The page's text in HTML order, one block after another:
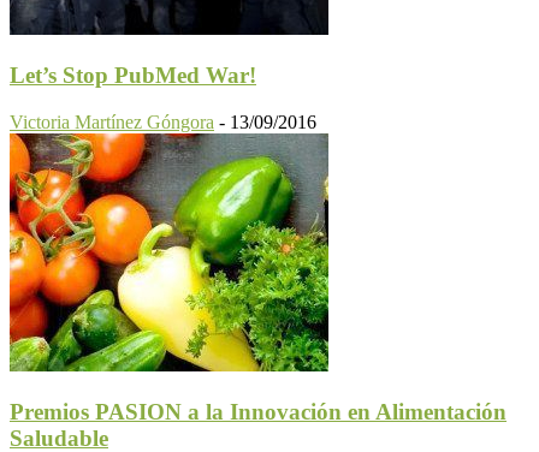
Let’s Stop PubMed War!
Victoria Martínez Góngora - 13/09/2016
Premios PASION a la Innovación en Alimentación
Saludable